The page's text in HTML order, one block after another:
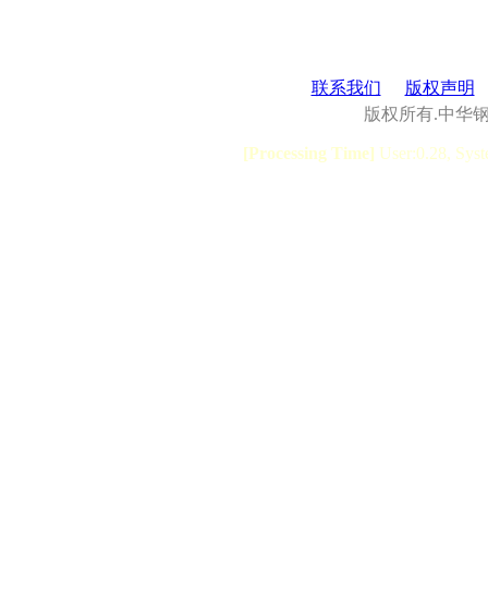
联系我们
版权声明
版权所有.中华
[Processing Time] User:0.28,